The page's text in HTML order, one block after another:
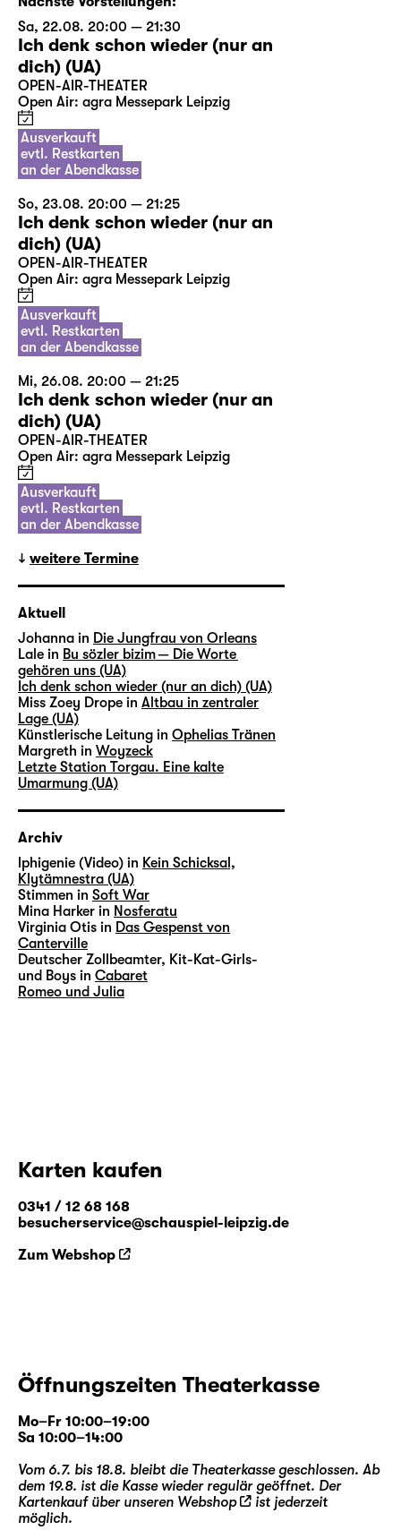
Sa, 22.08. 20:00 — 21:30
Ich denk schon wieder (nur an
dich) (UA)
OPEN-AIR-THEATER
Open Air: agra Messepark Leipzig
Ausverkauft
evtl. Restkarten
an der Abendkasse
So, 23.08. 20:00 — 21:25
Ich denk schon wieder (nur an
dich) (UA)
OPEN-AIR-THEATER
Open Air: agra Messepark Leipzig
Ausverkauft
evtl. Restkarten
an der Abendkasse
Mi, 26.08. 20:00 — 21:25
Ich denk schon wieder (nur an
dich) (UA)
OPEN-AIR-THEATER
Open Air: agra Messepark Leipzig
Ausverkauft
evtl. Restkarten
an der Abendkasse
weitere Termine
Aktuell
Johanna in Die Jungfrau von Orleans
Lale in Bu sözler bizim — Die Worte
gehören uns (UA)
Ich denk schon wieder (nur an dich) (UA)
Miss Zoey Drope in Altbau in zentraler
Lage (UA)
Künstlerische Leitung in Ophelias Tränen
Margreth in Woyzeck
Letzte Station Torgau. Eine kalte
Umarmung (UA)
Archiv
lphigenie (Video) in Kein Schicksal,
Klytämnestra (UA)
Stimmen in Soft War
Mina Harker in Nosferatu
Virginia Otis in Das Gespenst von
Canterville
Deutscher Zollbeamter, Kit-Kat-Girls-
und Boys in Cabaret
Romeo und Julia
Karten kaufen
0341 / 12 68 168
besucherservice@schauspiel-leipzig.de
Zum Webshop
Öffnungszeiten Theaterkasse
Mo–Fr 10:00–19:00
Sa 10:00–14:00
Vom 6.7. bis 18.8. bleibt die Theaterkasse geschlossen. Ab
dem 19.8. ist die Kasse wieder regulär geöffnet. Der
Kartenkauf über unseren Webshop
ist jederzeit
möglich.